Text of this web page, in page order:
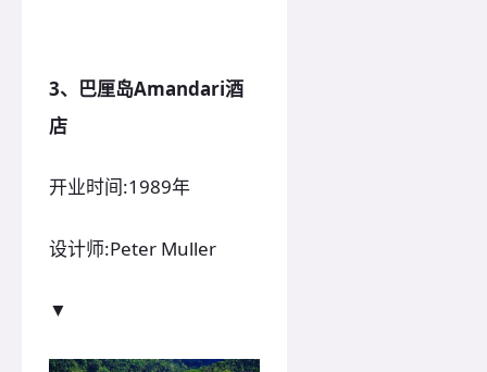
3、巴厘岛Amandari酒
店
开业时间:1989年
设计师:Peter Muller
▼